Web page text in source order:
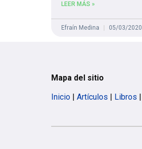
LEER MÁS »
Efraín Medina 05/03/2020
Mapa del sitio
Inicio Artículos Libros